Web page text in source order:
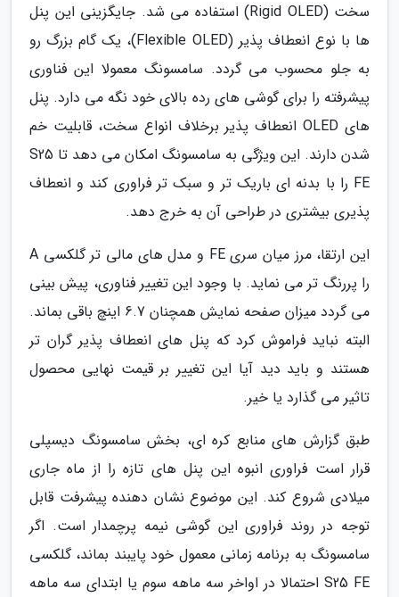
سخت (Rigid OLED) استفاده می شد. جایگزینی این پنل
ها با نوع انعطاف پذیر (Flexible OLED)، یک گام بزرگ رو
به جلو محسوب می گردد. سامسونگ معمولا این فناوری
پیشرفته را برای گوشی های رده بالای خود نگه می دارد. پنل
های OLED انعطاف پذیر برخلاف انواع سخت، قابلیت خم
شدن دارند. این ویژگی به سامسونگ امکان می دهد تا S25
FE را با بدنه ای باریک تر و سبک تر فراوری کند و انعطاف
پذیری بیشتری در طراحی آن به خرج دهد.
این ارتقا، مرز میان سری FE و مدل های مالی تر گلکسی A
را پررنگ تر می نماید. با وجود این تغییر فناوری، پیش بینی
می گردد میزان صفحه نمایش همچنان 6.7 اینچ باقی بماند.
البته نباید فراموش کرد که پنل های انعطاف پذیر گران تر
هستند و باید دید آیا این تغییر بر قیمت نهایی محصول
تاثیر می گذارد یا خیر.
طبق گزارش های منابع کره ای، بخش سامسونگ دیسپلی
قرار است فراوری انبوه این پنل های تازه را از ماه جاری
میلادی شروع کند. این موضوع نشان دهنده پیشرفت قابل
توجه در روند فراوری این گوشی نیمه پرچمدار است. اگر
سامسونگ به برنامه زمانی معمول خود پایبند بماند، گلکسی
S25 FE احتمالا در اواخر سه ماهه سوم یا ابتدای سه ماهه